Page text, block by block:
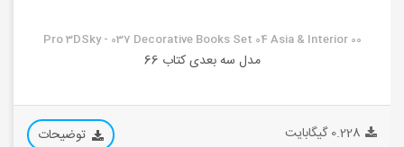
Pro 3DSky - 037 Decorative Books Set 04 Asia & Interior 00
مدل سه بعدی کتاب 66
0.228 گیگابایت توضیحات